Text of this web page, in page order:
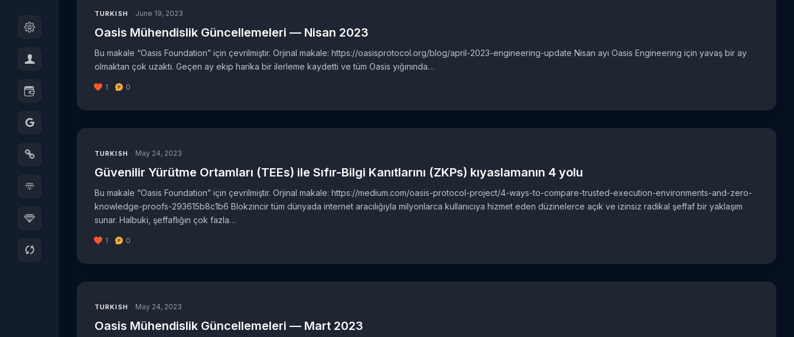
TURKISH June 19, 2023
Oasis Mühendislik Güncellemeleri — Nisan 2023
Bu makale “Oasis Foundation” için çevrilmiştir. Orjinal makale: https://oasisprotocol.org/blog/april-2023-engineering-update Nisan ayı Oasis Engineering için yavaş bir ay
olmaktan çok uzaktı. Geçen ay ekip harika bir ilerleme kaydetti ve tüm Oasis yığınında…
1 0
TURKISH May 24, 2023
Güvenilir Yürütme Ortamları (TEEs) ile Sıfır-Bilgi Kanıtlarını (ZKPs) kıyaslamanın 4 yolu
Bu makale “Oasis Foundation” için çevrilmiştir. Orjinal makale: https://medium.com/oasis-protocol-project/4-ways-to-compare-trusted-execution-environments-and-zero-
knowledge-proofs-293615b8c1b6 Blokzincir tüm dünyada internet aracılığıyla milyonlarca kullanıcıya hizmet eden düzinelerce açık ve izinsiz radikal şeffaf bir yaklaşım
sunar. Halbuki, şeffaflığın çok fazla…
1 0
TURKISH May 24, 2023
Oasis Mühendislik Güncellemeleri — Mart 2023